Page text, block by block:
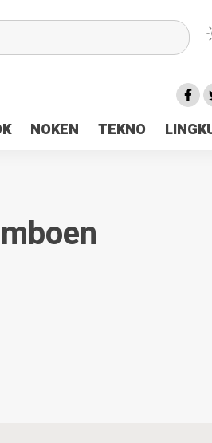
NOKEN TEKNO
Pemilu Ceria Tanah Papua
Kas Daerah Rp23 Miliar Disorot